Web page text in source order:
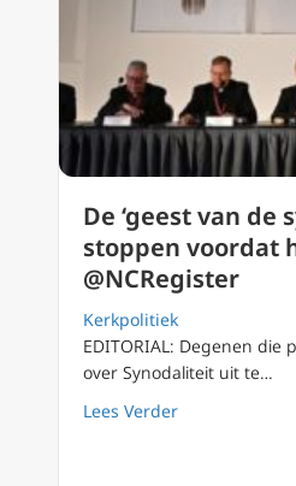
De ‘geest van de
stoppen voordat
@NCRegister
Kerkpolitiek
EDITORIAL: Degenen die
over Synodaliteit uit te…
Lees Verderabout De